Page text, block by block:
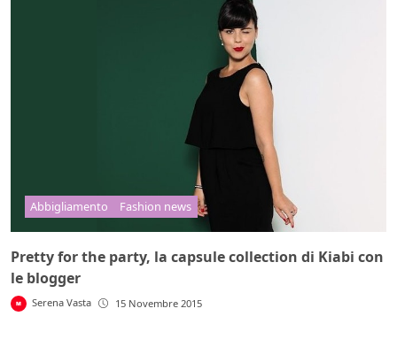
Abbigliamento Fashion news
Pretty for the party, la capsule collection di Kiabi con
le blogger
Serena Vasta 15 Novembre 2015